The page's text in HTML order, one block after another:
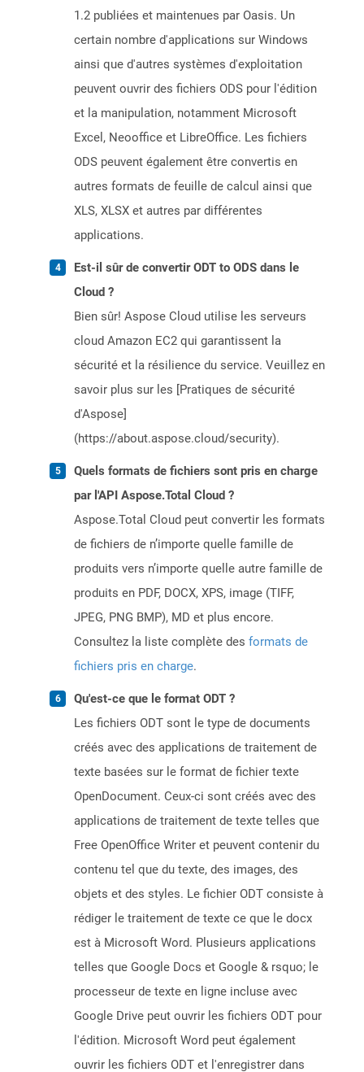
1.2 publiées et maintenues par Oasis. Un
certain nombre d'applications sur Windows
ainsi que d'autres systèmes d'exploitation
peuvent ouvrir des fichiers ODS pour l'édition
et la manipulation, notamment Microsoft
Excel, Neooffice et LibreOffice. Les fichiers
ODS peuvent également être convertis en
autres formats de feuille de calcul ainsi que
XLS, XLSX et autres par différentes
applications.
Est-il sûr de convertir ODT to ODS dans le
Cloud ?
Bien sûr! Aspose Cloud utilise les serveurs
cloud Amazon EC2 qui garantissent la
sécurité et la résilience du service. Veuillez en
savoir plus sur les [Pratiques de sécurité
d'Aspose]
(https://about.aspose.cloud/security).
Quels formats de fichiers sont pris en charge
par l'API Aspose.Total Cloud ?
Aspose.Total Cloud peut convertir les formats
de fichiers de n’importe quelle famille de
produits vers n’importe quelle autre famille de
produits en PDF, DOCX, XPS, image (TIFF,
JPEG, PNG BMP), MD et plus encore.
Consultez la liste complète des formats de
fichiers pris en charge.
Qu'est-ce que le format ODT ?
Les fichiers ODT sont le type de documents
créés avec des applications de traitement de
texte basées sur le format de fichier texte
OpenDocument. Ceux-ci sont créés avec des
applications de traitement de texte telles que
Free OpenOffice Writer et peuvent contenir du
contenu tel que du texte, des images, des
objets et des styles. Le fichier ODT consiste à
rédiger le traitement de texte ce que le docx
est à Microsoft Word. Plusieurs applications
telles que Google Docs et Google & rsquo; le
processeur de texte en ligne incluse avec
Google Drive peut ouvrir les fichiers ODT pour
l'édition. Microsoft Word peut également
ouvrir les fichiers ODT et l'enregistrer dans